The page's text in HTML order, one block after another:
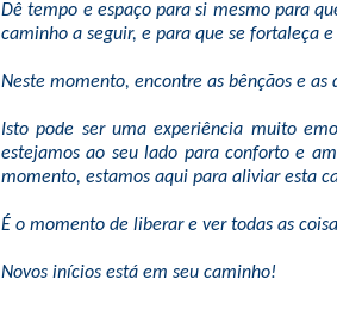
Dê tempo e espaço para si mesmo para
caminho a seguir, e para que se fortaleça
Neste momento, encontre as bênçãos e as
Isto pode ser uma experiência muito
estejamos ao seu lado para conforto e
momento, estamos aqui para aliviar esta
É o momento de liberar e ver todas as
Novos inícios está em seu caminho!